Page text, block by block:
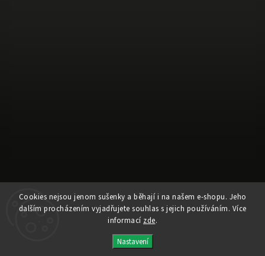
Cookies nejsou jenom sušenky a běhají i na našem e-shopu. Jeho
dalším procházením vyjadřujete souhlas s jejich používáním. Více
informací zde.
Nastavení
Sledovat na Instagramu
AESTA®. Všechna práva vyhrazena.